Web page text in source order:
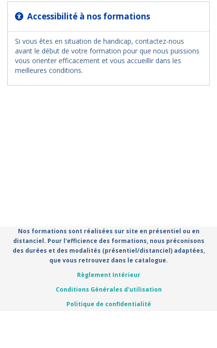
Accessibilité à nos formations
Si vous êtes en situation de handicap, contactez-nous
avant le début de votre formation pour que nous puissions
vous orienter efficacement et vous accueillir dans les
meilleures conditions.
Nos formations sont réalisées sur site en présentiel ou en
distanciel. Pour l'efficience des formations, nous préconisons
des durées et des modalités (présentiel/distanciel) adaptées,
que vous retrouvez dans le catalogue.
Règlement Intérieur
Conditions Générales d'utilisation
Politique de confidentialité